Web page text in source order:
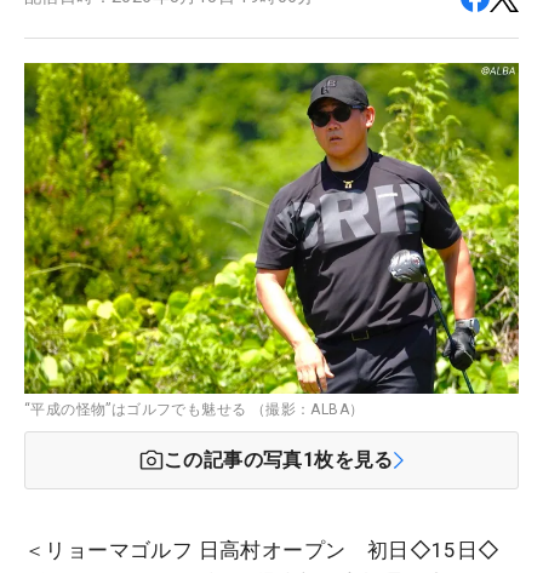
“平成の怪物”はゴルフでも魅せる （撮影：ALBA）
この記事の写真1枚を見る
＜リョーマゴルフ 日高村オープン 初日◇15日◇